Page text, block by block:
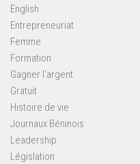
English
Entrepreneuriat
Femme
Formation
Gagner l'argent
Gratuit
Histoire de vie
Journaux Béninois
Leadership
Législation